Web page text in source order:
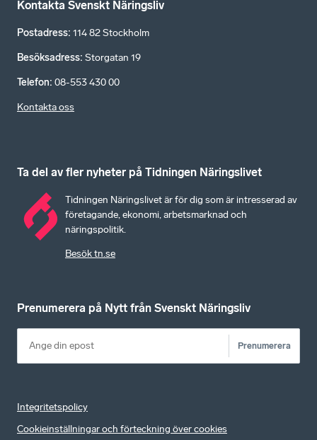
Kontakta Svenskt Näringsliv
Postadress: 114 82 Stockholm
Besöksadress: Storgatan 19
Telefon: 08-553 430 00
Kontakta oss
Ta del av fler nyheter på Tidningen Näringslivet
Tidningen Näringslivet är för dig som är intresserad av
företagande, ekonomi, arbetsmarknad och
näringspolitik.
Besök tn.se
Prenumerera på Nytt från Svenskt Näringsliv
Prenumerera
Integritetspolicy
Cookieinställningar och förteckning över cookies